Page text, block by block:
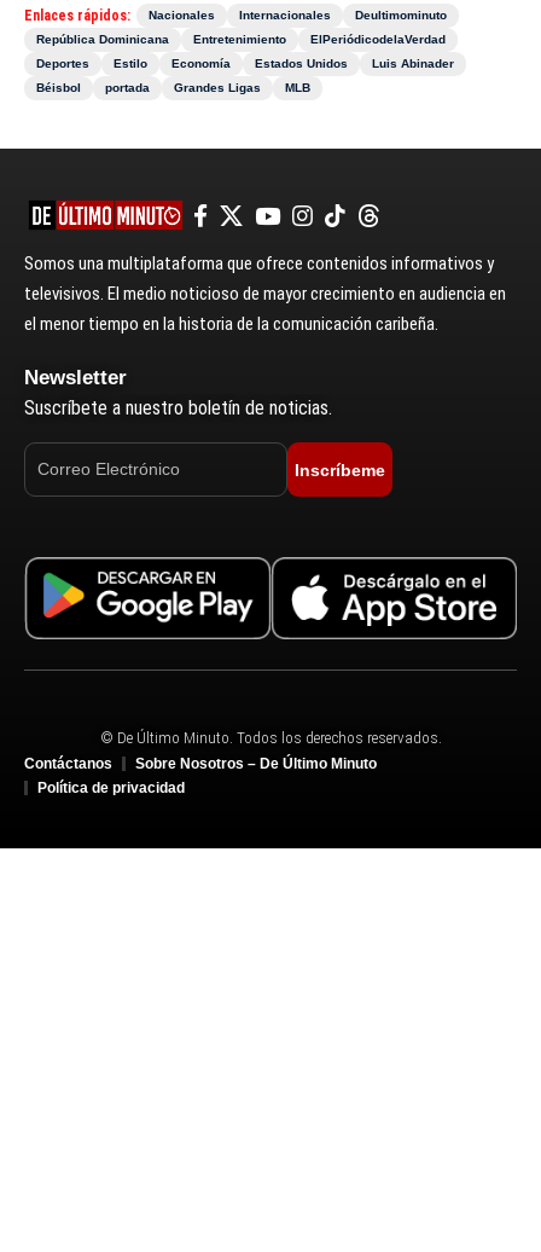
Enlaces rápidos: Nacionales Internacionales
Deultimominuto
República Dominicana
Entretenimiento
ElPeriódicodelaVerdad
Deportes
Estilo Economía Estados Unidos
Luis Abinader
Béisbol
portada Grandes Ligas MLB
Somos una multiplataforma que ofrece contenidos informativos y
televisivos. El medio noticioso de mayor crecimiento en audiencia en
el menor tiempo en la historia de la comunicación caribeña.
Newsletter
Suscríbete a nuestro boletín de noticias.
Inscríbeme
© De Último Minuto. Todos los derechos reservados.
Contáctanos
Sobre Nosotros – De Último Minuto
Política de privacidad